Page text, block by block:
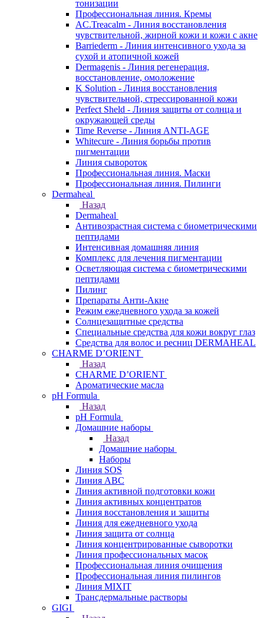
тонизации
Профессиональная линия. Кремы
AC.Treacalm - Линия восстановления
чувствительной, жирной кожи и кожи с акне
Barriederm - Линия интенсивного ухода за
сухой и атопичной кожей
Dermagenis - Линия регенерация,
восстановление, омоложение
K Solution - Линия восстановления
чувствительной, стрессированной кожи
Perfect Sheld - Линия защиты от солнца и
окружающей среды
Time Reverse - Линия ANTI-AGE
Whitecure - Линия борьбы против
пигментации
Линия сывороток
Профессиональная линия. Маски
Профессиональная линия. Пилинги
Dermaheal
Назад
Dermaheal
Антивозрастная система с биометрическими
пептидами
Интенсивная домашняя линия
Комплекс для лечения пигментации
Осветляющая система с биометрическими
пептидами
Пилинг
Препараты Анти-Акне
Режим ежедневного ухода за кожей
Солнцезащитные средства
Специальные средства для кожи вокруг глаз
Средства для волос и ресниц DERMAHEAL
CHARME D’ORIENT
Назад
CHARME D’ORIENT
Ароматические масла
pH Formula
Назад
pH Formula
Домашние наборы
Назад
Домашние наборы
Наборы
Линия SOS
Линия АВС
Линия активной подготовки кожи
Линия активных концентратов
Линия восстановления и защиты
Линия для ежедневного ухода
Линия защита от солнца
Линия концентрированные сыворотки
Линия профессиональных масок
Профессиональная линия очищения
Профессиональная линия пилингов
Линия MIXIT
Трансдермальные растворы
GIGI